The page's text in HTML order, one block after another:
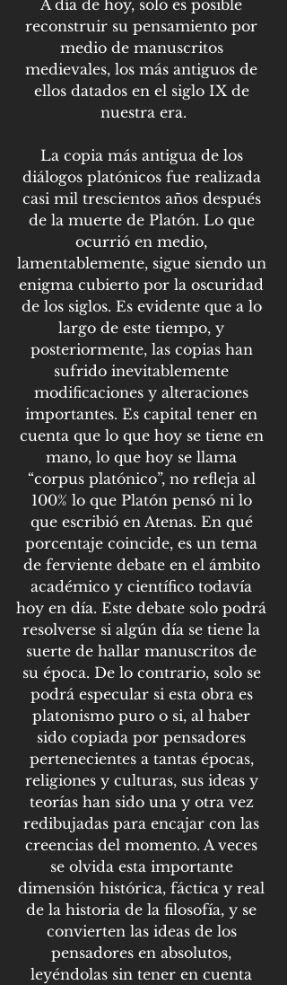
A día de hoy, solo es posible
reconstruir su pensamiento por
medio de manuscritos
medievales, los más antiguos de
ellos datados en el siglo IX de
nuestra era.
La copia más antigua de los
diálogos platónicos fue realizada
casi mil trescientos años después
de la muerte de Platón. Lo que
ocurrió en medio,
lamentablemente, sigue siendo un
enigma cubierto por la oscuridad
de los siglos. Es evidente que a lo
largo de este tiempo, y
posteriormente, las copias han
sufrido inevitablemente
modificaciones y alteraciones
importantes. Es capital tener en
cuenta que lo que hoy se tiene en
mano, lo que hoy se llama
“corpus platónico”, no refleja al
100% lo que Platón pensó ni lo
que escribió en Atenas. En qué
porcentaje coincide, es un tema
de ferviente debate en el ámbito
académico y científico todavía
hoy en día. Este debate solo podrá
resolverse si algún día se tiene la
suerte de hallar manuscritos de
su época. De lo contrario, solo se
podrá especular si esta obra es
platonismo puro o si, al haber
sido copiada por pensadores
pertenecientes a tantas épocas,
religiones y culturas, sus ideas y
teorías han sido una y otra vez
redibujadas para encajar con las
creencias del momento. A veces
se olvida esta importante
dimensión histórica, fáctica y real
de la historia de la filosofía, y se
convierten las ideas de los
pensadores en absolutos,
leyéndolas sin tener en cuenta